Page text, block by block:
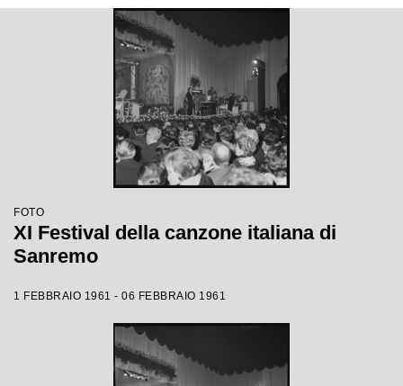
FOTO
XI Festival della canzone italiana di
Sanremo
1 FEBBRAIO 1961 - 06 FEBBRAIO 1961